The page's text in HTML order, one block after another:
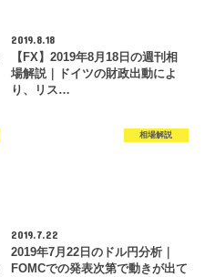
2019.8.18
【FX】2019年8月18日の週刊相
場解説｜ドイツの財政出動によ
り、リス…
相場解説
2019.7.22
2019年7月22日のドル円分析｜
FOMCでの発表次第で動きが出て